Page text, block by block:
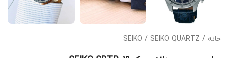
خانه /
SEIKO / SEIKO QUARTZ